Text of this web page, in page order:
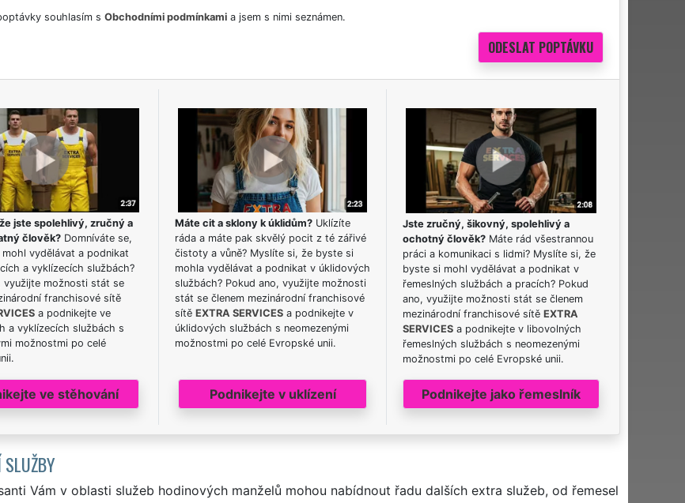
souhlasím s Obchodními podmínkamia jsem s nimi seznámen.
jste spolehlivý, zručný a
člověk?Domníváte se,
vydělávat a podnikat
a vyklízecích službách?
využijte možnosti stát se
franchisové sítě
a podnikejte ve
a vyklízecích službách s
možnostmi po celé
ve stěhování
Máte cit a sklony k úklidům?Uklízíte
ráda a máte pak skvělý pocit z té zářivé
čistoty a vůně? Myslíte si, že byste si
mohla vydělávat a podnikat v úklidových
službách? Pokud ano, využijte možnosti
stát se členem mezinárodní franchisové
sítě EXTRA SERVICESa podnikejte v
úklidových službách s neomezenými
možnostmi po celé Evropské unii.
Podnikejte v uklízení
Jste zručný, šikovný, spolehlivý a
ochotný člověk? Máte rád všestrannou
práci a komunikaci s lidmi? Myslíte si, že
byste si mohl vydělávat a podnikat v
řemeslných službách a pracích? Pokud
ano, využijte možnosti stát se členem
mezinárodní franchisové sítěEXTRA
SERVICES a podnikejte v libovolných
řemeslných službách s neomezenými
možnostmi po celé Evropské unii.
Podnikejte jako řemeslník
Vám v oblasti služeb hodinových manželů mohou nabídnout řadu dalších extra služeb, od řemesel